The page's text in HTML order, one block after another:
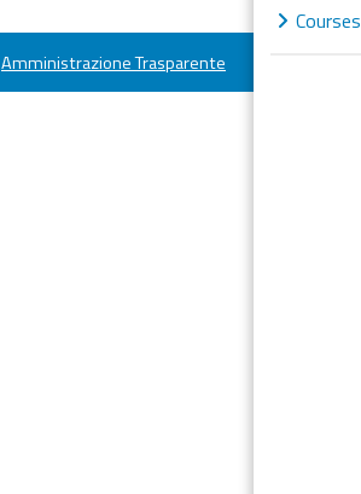
Courses
Amministrazione Trasparente